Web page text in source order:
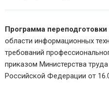
Программа переподготовки
области информационных
требований
приказом Министерства
Российской Федерации от